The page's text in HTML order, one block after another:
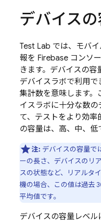
デバイス
Test Lab では、モバ
報を Firebase コンソ
きます。 デバイスの容
デバイスラボで利用
集計数を意味します。
イスラボに十分な数
て、テストをより効率
の容量は、高、中、低
注: デバイスの容量で
ーの長さ、デバイスのリ
スの状態など、リアルタ
機の場合、この値は過去
平均値です。
デバイスの容量レベ